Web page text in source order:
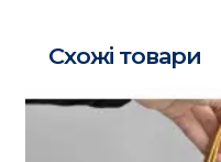
Схожі товари